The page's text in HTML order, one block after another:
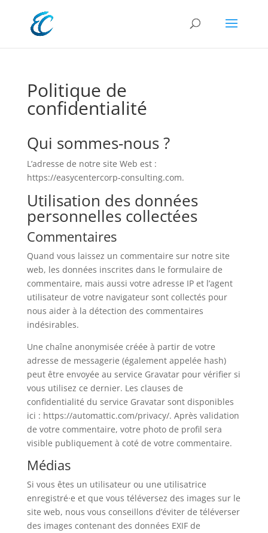
Politique de
confidentialité
Qui sommes-nous ?
L’adresse de notre site Web est :
https://easycentercorp-consulting.com.
Utilisation des données
personnelles collectées
Commentaires
Quand vous laissez un commentaire sur notre site
web, les données inscrites dans le formulaire de
commentaire, mais aussi votre adresse IP et l’agent
utilisateur de votre navigateur sont collectés pour
nous aider à la détection des commentaires
indésirables.
Une chaîne anonymisée créée à partir de votre
adresse de messagerie (également appelée hash)
peut être envoyée au service Gravatar pour vérifier si
vous utilisez ce dernier. Les clauses de
confidentialité du service Gravatar sont disponibles
ici : https://automattic.com/privacy/. Après validation
de votre commentaire, votre photo de profil sera
visible publiquement à coté de votre commentaire.
Médias
Si vous êtes un utilisateur ou une utilisatrice
enregistré·e et que vous téléversez des images sur le
site web, nous vous conseillons d’éviter de téléverser
des images contenant des données EXIF de